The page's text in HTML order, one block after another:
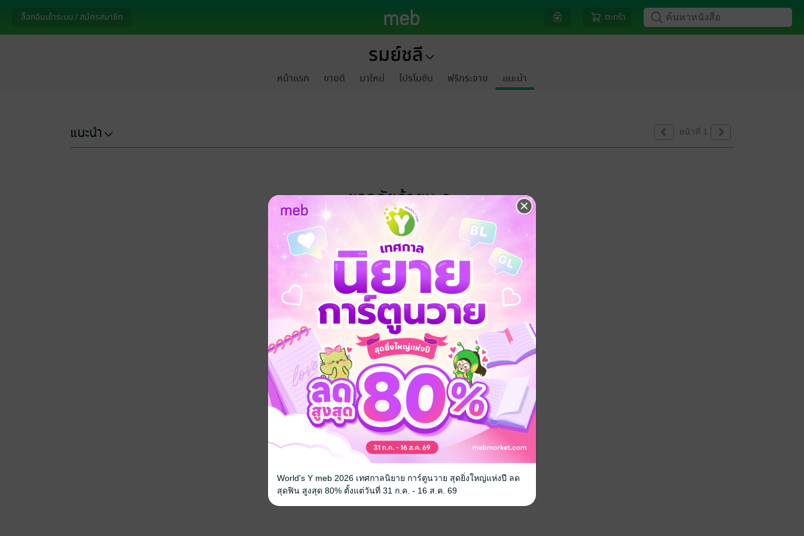
ล็อกอินเข้าระบบ / สมัครสมาชิก ตะกร้า
รมย์ชลี
หน้าแรก ขายดี มาใหม่ โปรโมชัน ฟรีกระจาย แนะนำ
แนะนำ หน้าที่ 1
ขออภัยด้วยนะคะ
ไม่พบข้อมูลในหัวข้อที่คุณกำลังชมค่ะ
World's Y meb 2026 เทศกาลนิยาย การ์ตูนวาย สุดยิ่งใหญ่แห่งปี ลด
สุดฟิน สูงสุด 80% ตั้งแต่วันที่ 31 ก.ค. - 16 ส.ค. 69